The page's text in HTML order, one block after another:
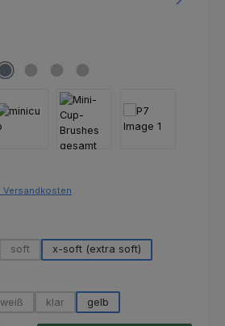
Versandkosten
ist zurzeit nicht verfügbar.)
soft
(Diese Option ist zurzeit nicht verfügbar.)
x-soft (extra soft)
weiß
(Diese Option ist zurzeit nicht verfügbar.)
klar
(Diese Option ist zurzeit nicht
gelb